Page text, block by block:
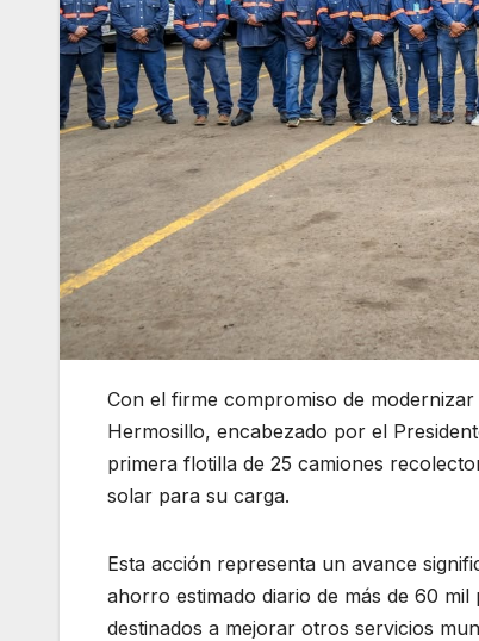
Con el firme compromiso de
Hermosillo, encabezado por el
primera flotilla de 25 camiones
solar para su carga.
Esta acción representa un avance
ahorro estimado diario de más de 60
destinados a mejorar otros servicios